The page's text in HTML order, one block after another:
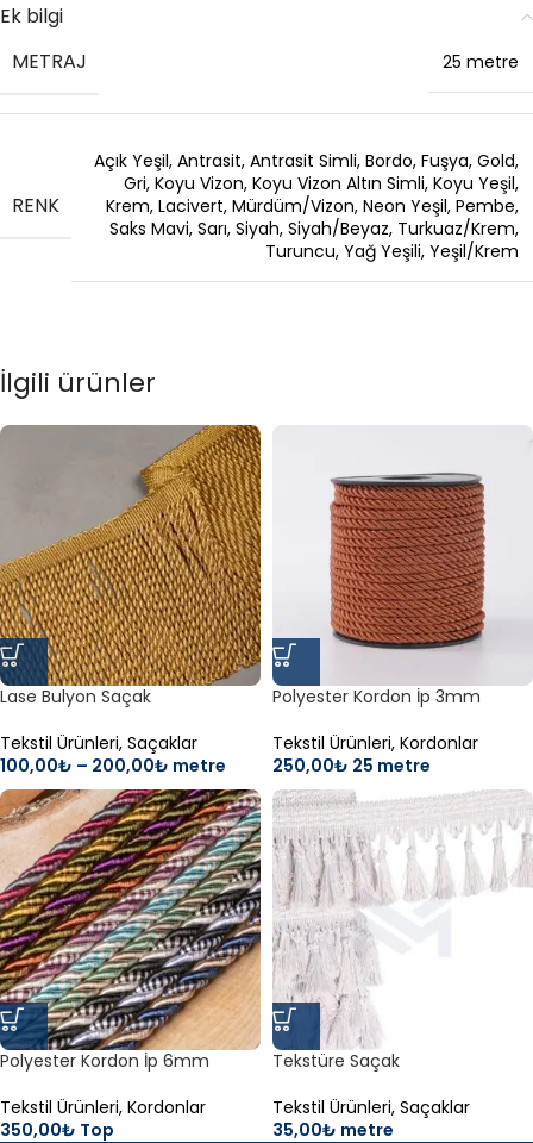
Ek bilgi
METRAJ
25 metre
RENK
Açık Yeşil, Antrasit, Antrasit Simli, Bordo, Fuşya, Gold,
Gri, Koyu Vizon, Koyu Vizon Altın Simli, Koyu Yeşil,
Krem, Lacivert, Mürdüm/Vizon, Neon Yeşil, Pembe,
Saks Mavi, Sarı, Siyah, Siyah/Beyaz, Turkuaz/Krem,
Turuncu, Yağ Yeşili, Yeşil/Krem
İlgili ürünler
Lase Bulyon Saçak
Tekstil Ürünleri, Saçaklar
100,00₺ – 200,00₺ metre
Polyester Kordon İp 3mm
Tekstil Ürünleri, Kordonlar
250,00₺ 25 metre
Polyester Kordon İp 6mm
Tekstil Ürünleri, Kordonlar
350,00₺ Top
Tekstüre Saçak
Tekstil Ürünleri, Saçaklar
35,00₺ metre